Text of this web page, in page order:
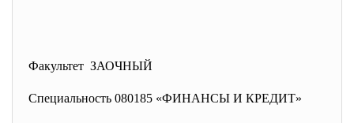
Факультет ЗАОЧНЫЙ
Специальность 080185 «ФИНАНСЫ И КРЕДИТ»